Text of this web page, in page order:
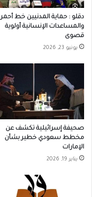
دقلو : حماية المدنيين خط أحمر
والمساعدات الإنسانية أولوية
قصوى
يونيو 23, 2026
صحيفة إسرائيلية تكشف عن
مخطط سعودي خطير بشأن
الإمارات
يناير 19, 2026